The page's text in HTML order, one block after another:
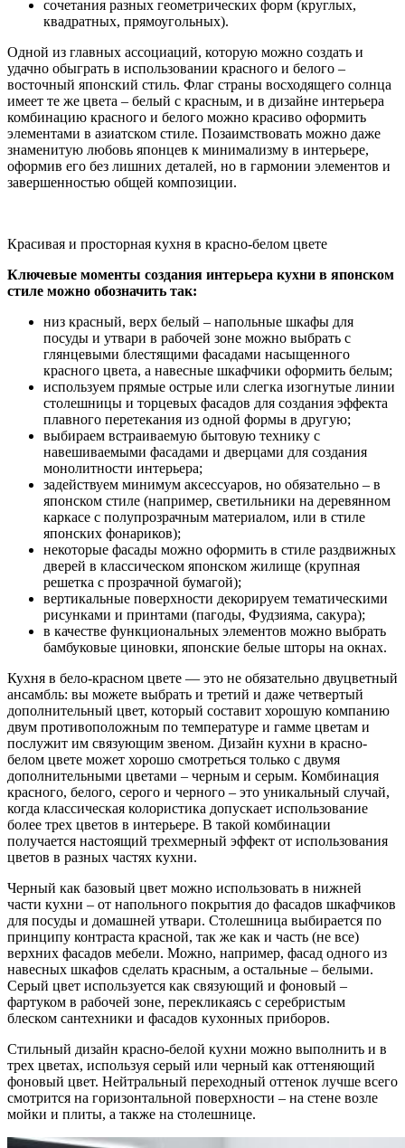
сочетания разных геометрических форм (круглых,
квадратных, прямоугольных).
Одной из главных ассоциаций, которую можно создать и
удачно обыграть в использовании красного и белого –
восточный японский стиль. Флаг страны восходящего солнца
имеет те же цвета – белый с красным, и в дизайне интерьера
комбинацию красного и белого можно красиво оформить
элементами в азиатском стиле. Позаимствовать можно даже
знаменитую любовь японцев к минимализму в интерьере,
оформив его без лишних деталей, но в гармонии элементов и
завершенностью общей композиции.
Красивая и просторная кухня в красно-белом цвете
Ключевые моменты создания интерьера кухни в японском
стиле можно обозначить так:
низ красный, верх белый – напольные шкафы для
посуды и утвари в рабочей зоне можно выбрать с
глянцевыми блестящими фасадами насыщенного
красного цвета, а навесные шкафчики оформить белым;
используем прямые острые или слегка изогнутые линии
столешницы и торцевых фасадов для создания эффекта
плавного перетекания из одной формы в другую;
выбираем встраиваемую бытовую технику с
навешиваемыми фасадами и дверцами для создания
монолитности интерьера;
задействуем минимум аксессуаров, но обязательно – в
японском стиле (например, светильники на деревянном
каркасе с полупрозрачным материалом, или в стиле
японских фонариков);
некоторые фасады можно оформить в стиле раздвижных
дверей в классическом японском жилище (крупная
решетка с прозрачной бумагой);
вертикальные поверхности декорируем тематическими
рисунками и принтами (пагоды, Фудзияма, сакура);
в качестве функциональных элементов можно выбрать
бамбуковые циновки, японские белые шторы на окнах.
Кухня в бело-красном цвете — это не обязательно двуцветный
ансамбль: вы можете выбрать и третий и даже четвертый
дополнительный цвет, который составит хорошую компанию
двум противоположным по температуре и гамме цветам и
послужит им связующим звеном. Дизайн кухни в красно-
белом цвете может хорошо смотреться только с двумя
дополнительными цветами – черным и серым. Комбинация
красного, белого, серого и черного – это уникальный случай,
когда классическая колористика допускает использование
более трех цветов в интерьере. В такой комбинации
получается настоящий трехмерный эффект от использования
цветов в разных частях кухни.
Черный как базовый цвет можно использовать в нижней
части кухни – от напольного покрытия до фасадов шкафчиков
для посуды и домашней утвари. Столешница выбирается по
принципу контраста красной, так же как и часть (не все)
верхних фасадов мебели. Можно, например, фасад одного из
навесных шкафов сделать красным, а остальные – белыми.
Серый цвет используется как связующий и фоновый –
фартуком в рабочей зоне, перекликаясь с серебристым
блеском сантехники и фасадов кухонных приборов.
Стильный дизайн красно-белой кухни можно выполнить и в
трех цветах, используя серый или черный как оттеняющий
фоновый цвет. Нейтральный переходный оттенок лучше всего
смотрится на горизонтальной поверхности – на стене возле
мойки и плиты, а также на столешнице.